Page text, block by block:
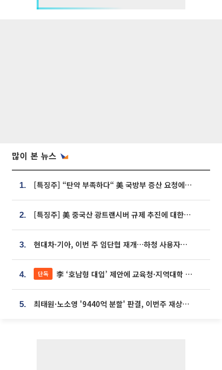
많이 본 뉴스
1. [특징주] “탄약 부족하다“ 美 국방부 증산 요청에⋯국내 방산주 급등세
2. [특징주] 美 중국산 광트랜시버 규제 추진에 대한광통신 등 광통신株 강세
3. 현대차·기아, 이번 주 임단협 재개…하청 사용자성 재심도 ‘변수’
4. 단독 李 ‘호남형 대입’ 제안에 교육청·지역대학 서·논술형 입시 연계 '착수'
5. 최태원·노소영 '9440억 분할' 판결, 이번주 재상고 여부 주목